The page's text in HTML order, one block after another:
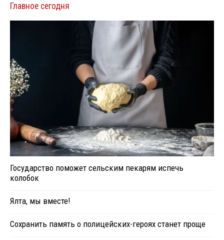
Главное сегодня
Государство поможет сельским пекарям испечь
колобок
Ялта, мы вместе!
Сохранить память о полицейских-героях станет проще